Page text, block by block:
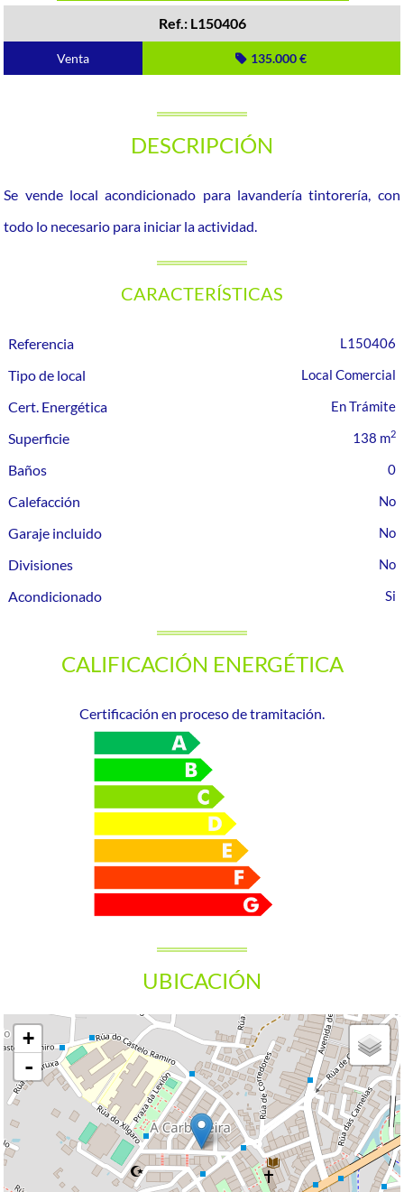
Ref.: L150406
Venta 135.000 €
DESCRIPCIÓN
Se vende local acondicionado para lavandería tintorería, con
todo lo necesario para iniciar la actividad.
CARACTERÍSTICAS
Referencia L150406
Tipo de local Local Comercial
Cert. Energética En Trámite
Superficie 138 m2
Baños 0
Calefacción
Garaje incluido
Divisiones
Acondicionado
CALIFICACIÓN ENERGÉTICA
Certificación en proceso de tramitación.
UBICACIÓN
+
-